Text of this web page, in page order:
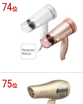
74位
75位